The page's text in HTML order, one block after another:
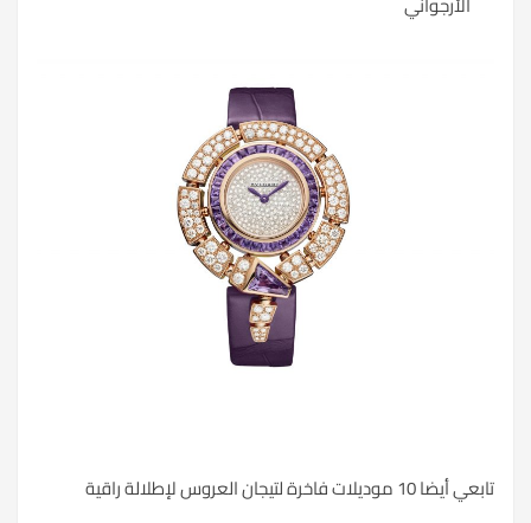
تابعي أيضا10 موديلات فاخرة لتيجان العروس لإطلالة راقية